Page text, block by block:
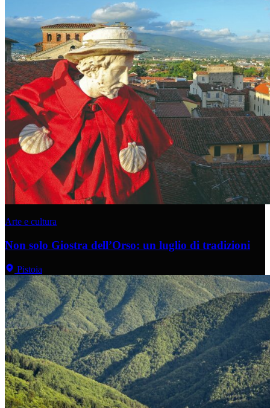
Arte e cultura
Non solo Giostra dell’Orso: un luglio di tradizioni
Pistoia